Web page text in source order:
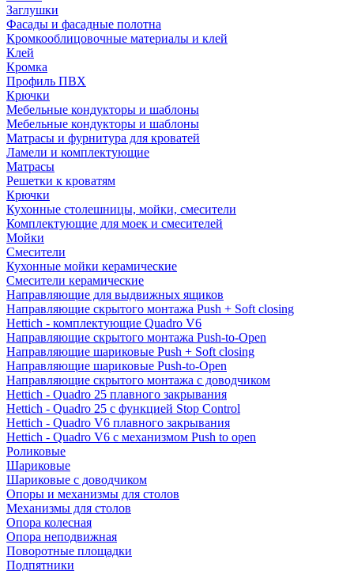
Заглушки
Фасады и фасадные полотна
Кромкооблицовочные материалы и клей
Клей
Кромка
Профиль ПВХ
Крючки
Мебельные кондукторы и шаблоны
Мебельные кондукторы и шаблоны
Матрасы и фурнитура для кроватей
Ламели и комплектующие
Матрасы
Решетки к кроватям
Крючки
Кухонные столешницы, мойки, смесители
Комплектующие для моек и смесителей
Мойки
Смесители
Кухонные мойки керамические
Смесители керамические
Направляющие для выдвижных ящиков
Направляющие скрытого монтажа Push + Soft closing
Hettich - комплектующие Quadro V6
Направляющие скрытого монтажа Push-to-Open
Направляющие шариковые Push + Soft closing
Направляющие шариковые Push-to-Open
Направляющие скрытого монтажа с доводчиком
Hettich - Quadro 25 плавного закрывания
Hettich - Quadro 25 с функцией Stop Control
Hettich - Quadro V6 плавного закрывания
Hettich - Quadro V6 с механизмом Push to open
Роликовые
Шариковые
Шариковые с доводчиком
Опоры и механизмы для столов
Механизмы для столов
Опора колесная
Опора неподвижная
Поворотные площадки
Подпятники